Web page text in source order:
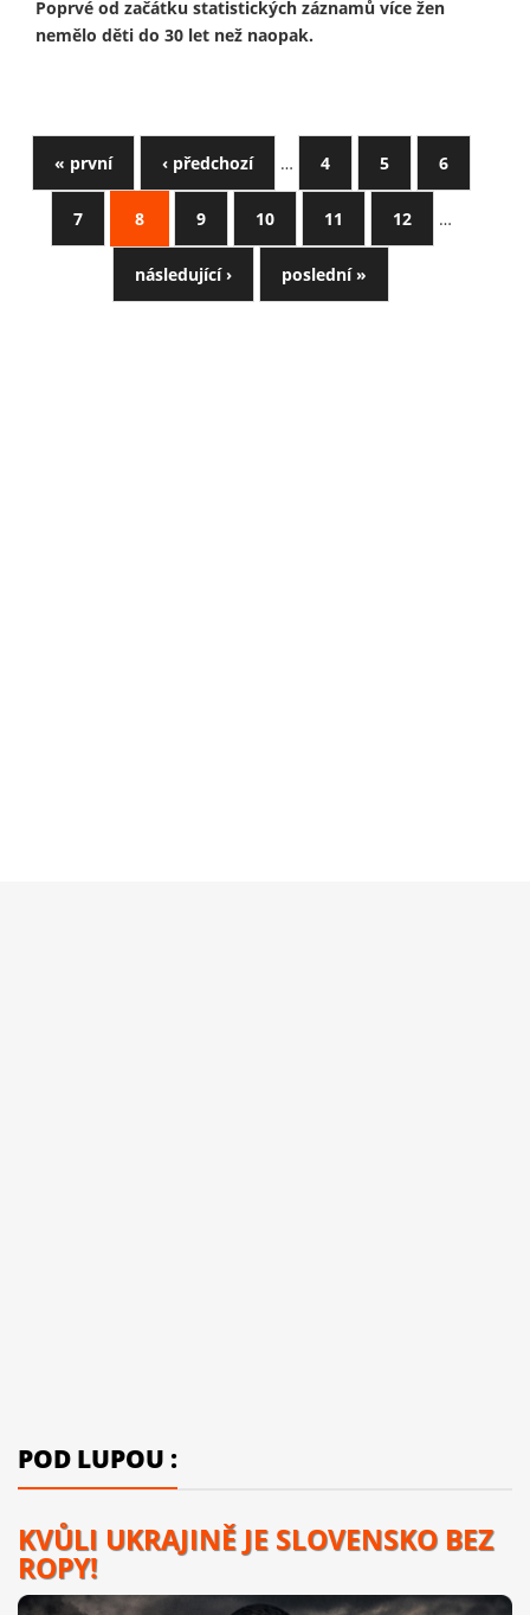
Poprvé od začátku statistických záznamů více žen
nemělo děti do 30 let než naopak.
« první ‹ předchozí … 4 5 6
7 8 9 10 11 12 …
následující › poslední »
POD LUPOU :
KVŮLI UKRAJINĚ JE SLOVENSKO BEZ
ROPY!